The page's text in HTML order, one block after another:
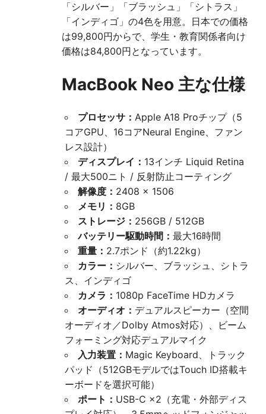
「シルバー」「ブラッシュ」「シトラス」
「インディゴ」の4色を用意。日本での価格
は99,800円からで、学生・教育関係者向け
価格は84,800円となっています。
MacBook Neo 主な仕様
プロセッサ： Apple A18 Proチップ（5
コアGPU、16コアNeural Engine、ファン
レス設計）
ディスプレイ： 13インチ Liquid Retina
/ 最大500ニト / 反射防止コーティング
解像度： 2408 × 1506
メモリ： 8GB
ストレージ： 256GB / 512GB
バッテリー駆動時間： 最大16時間
重量： 2.7ポンド（約1.22kg）
カラー： シルバー、ブラッシュ、シトラ
ス、インディゴ
カメラ： 1080p FaceTime HDカメラ
オーディオ： デュアルスピーカー（空間
オーディオ／Dolby Atmos対応）、ビーム
フォーミング対応デュアルマイク
入力装置： Magic Keyboard、トラック
パッド（512GBモデルではTouch ID搭載キ
ーボードを選択可能）
ポート： USB-C ×2（充電・外部ディス